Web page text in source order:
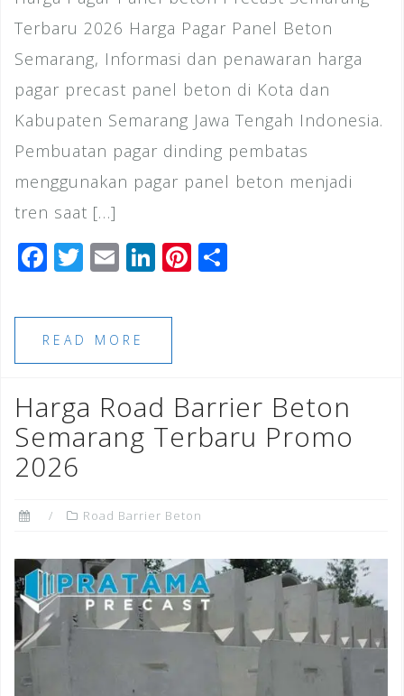
Terbaru 2026 Harga Pagar Panel Beton
Semarang, Informasi dan penawaran harga
pagar precast panel beton di Kota dan
Kabupaten Semarang Jawa Tengah Indonesia.
Pembuatan pagar dinding pembatas
menggunakan pagar panel beton menjadi
tren saat […]
F
c
e
b
o
o
k
T
tt
e
r
E
ai
l
Li
k
dI
n
Pi
st
READ MORE
Harga Road Barrier Beton
Semarang Terbaru Promo
2026
Road Barrier Beton